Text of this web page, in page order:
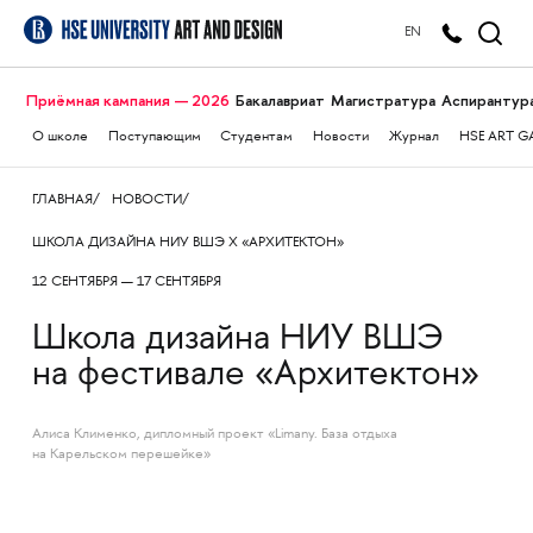
EN
Приёмная кампания — 2026 Бакалавриат Магистратура
О школе Поступающим Студентам Новости Журнал HSE ART
ГЛАВНАЯ НОВОСТИ
ШКОЛА ДИЗАЙНА НИУ ВШЭ X «АРХИТЕКТОН»
12 СЕНТЯБРЯ — 17 СЕНТЯБРЯ
Школа дизайна НИУ ВШЭ
на фестивале «Архитектон»
Алиса Клименко, дипломный проект «Limany. База отдыха
на Карельском перешейке»